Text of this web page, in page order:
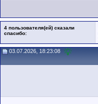
4 пользователя(ей) сказали
cпасибо:
03.07.2026, 18:23:08